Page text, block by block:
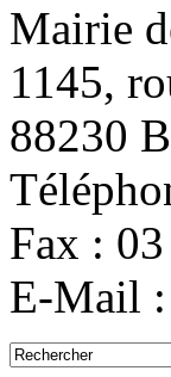
Mairie
1145,
88230
Fax :
E-Mail :